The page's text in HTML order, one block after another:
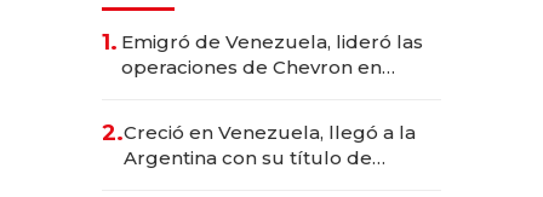
1. Emigró de Venezuela, lideró las
operaciones de Chevron en
2.Creció en Venezuela, llegó a la
Argentina con su título de